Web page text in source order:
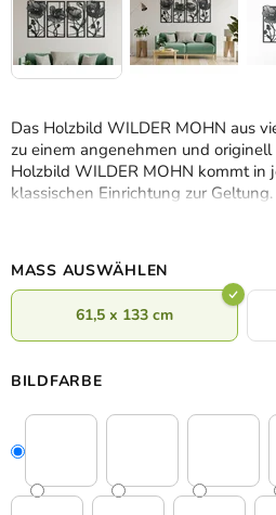
Das Holzbild WILDER MOHN aus
zu einem angenehmen und
Holzbild WILDER MOHN kommt in
klassischen Einrichtung zur Geltung.
, sollte man sie
MASS AUSWÄHLEN
61,5 x 133 cm
BILDFARBE